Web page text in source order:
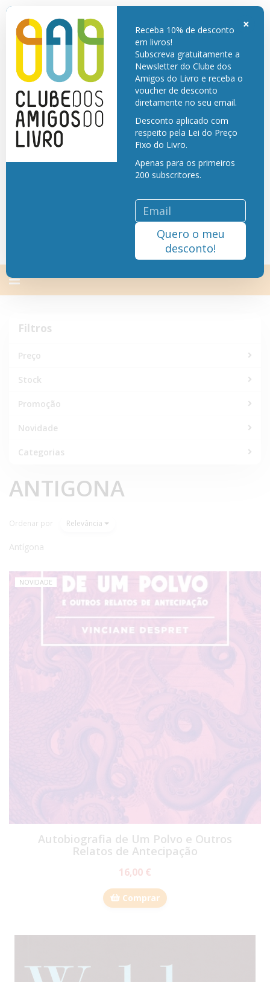
livro. Exclusivo para membros do Clube dos Amigos do Livro.
Alternar
Filtros
Preço
Stock
Promoção
Novidade
Categorias
ANTIGONA
Ordenar por Relevância
Antígona
NOVIDADE
Autobiografia de Um Polvo e Outros
Relatos de Antecipação
16,00 €
Comprar
×
Receba 10% de desconto
em livros!
Subscreva gratuitamente a
Newsletter do Clube dos
Amigos do Livro e receba o
voucher de desconto
diretamente no seu email.
Desconto aplicado com
respeito pela Lei do Preço
Fixo do Livro.
Apenas para os primeiros
200 subscritores.
Quero o meu
desconto!